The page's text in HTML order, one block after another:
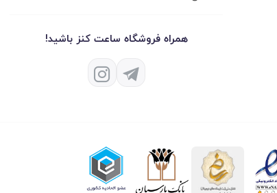
همراه فروشگاه ساعت کنز باشید!